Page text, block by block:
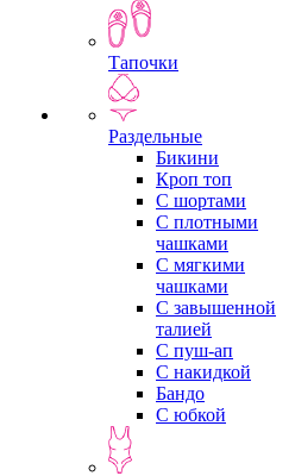
Тапочки
Раздельные
Бикини
Кроп топ
С шортами
С плотными
чашками
С мягкими
чашками
С завышенной
талией
С пуш-ап
С накидкой
Бандо
С юбкой